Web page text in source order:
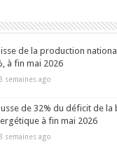
de la production
à fin mai 2026
semaines ago
de 32% du déficit de
à fin mai 2026
3 semaines ago